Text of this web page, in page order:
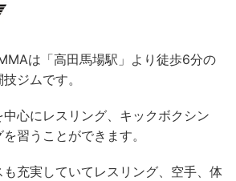
は「高田馬場駅」より徒歩6分の
ジムです。
心にレスリング、キックボクシン
習うことができます。
も充実していてレスリング、空手、体